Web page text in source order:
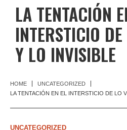
LA TENTACIÓN
INTERSTICIO
Y LO INVISIBLE
HOME
UNCATEGORIZED
LA TENTACIÓN EN EL INTERSTICIO DE LO
UNCATEGORIZED